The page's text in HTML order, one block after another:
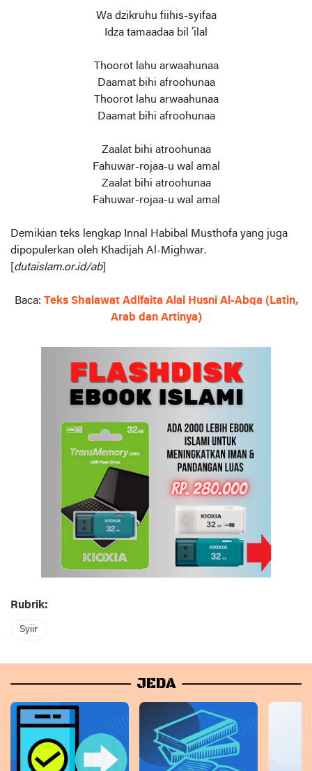
Wa dzikruhu fiihis-syifaa
Idza tamaadaa bil ‘ilal
Thoorot lahu arwaahunaa
Daamat bihi afroohunaa
Thoorot lahu arwaahunaa
Daamat bihi afroohunaa
Zaalat bihi atroohunaa
Fahuwar-rojaa-u wal amal
Zaalat bihi atroohunaa
Fahuwar-rojaa-u wal amal
Demikian teks lengkap Innal Habibal Musthofa yang juga
dipopulerkan oleh Khadijah Al-Mighwar.
dutaislam.or.id/ab]
Baca: Teks Shalawat Adlfaita Alal Husni Al-Abqa (Latin,
Arab dan Artinya)
Rubrik:
Syiir
JEDA